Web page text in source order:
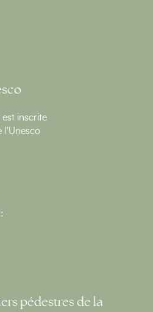
est inscrite
l'Unesco
pédestres de la